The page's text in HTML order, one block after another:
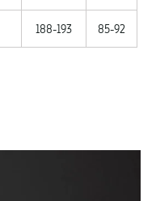
188-193 85-92